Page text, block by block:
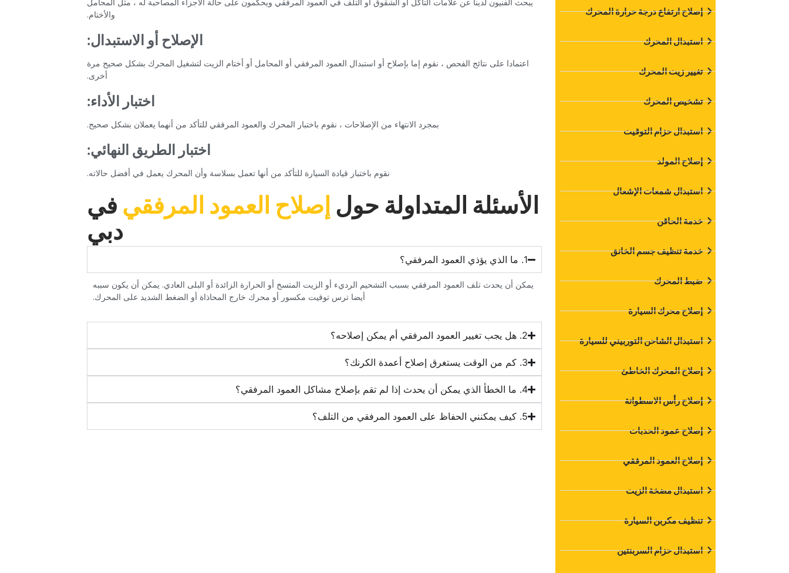
‏إصلاح ارتفاع درجة حرارة المحرك‏
‏استبدال المحرك‏
‏تغيير زيت المحرك‏
‏تشخيص المحرك‏
‏استبدال حزام التوقيت‏
‏إصلاح المولد‏
‏استبدال شمعات الإشعال‏
‏خدمة الحاقن‏
‏خدمة تنظيف جسم الخانق‏
ضبط المحرك
‏إصلاح محرك السيارة‏
‏استبدال الشاحن التوربيني للسيارة‏
‏إصلاح المحرك الخاطئ‏
‏إصلاح رأس الاسطوانة‏
‏إصلاح عمود الحدبات‏
‏إصلاح العمود المرفقي‏
‏استبدال مضخة الزيت‏
‏تنظيف مكربن السيارة‏
‏استبدال حزام السربنتين‏
والأختام.‏
‏الإصلاح أو الاستبدال:‏
‏اعتمادا على نتائج الفحص ، نقوم إما بإصلاح أو استبدال العمود المرفقي أو المحامل أو أختام الزيت لتشغيل المحرك بشكل صحيح مرة
أخرى.‏
‏اختبار الأداء:‏
‏بمجرد الانتهاء من الإصلاحات ، نقوم باختبار المحرك والعمود المرفقي للتأكد من أنهما يعملان بشكل صحيح.‏
‏اختبار الطريق النهائي:‏
‏نقوم باختبار قيادة السيارة للتأكد من أنها تعمل بسلاسة وأن المحرك يعمل في أفضل حالاته.‏
‏الأسئلة المتداولة حول‏ ‏إصلاح العمود المرفقي‏ ‏في
دبي‏
‏يمكن أن يحدث تلف العمود المرفقي بسبب التشحيم الرديء أو الزيت المتسخ أو الحرارة الزائدة أو البلى العادي. يمكن أن يكون سببه
أيضا ترس توقيت مكسور أو محرك خارج المحاذاة أو الضغط الشديد على المحرك.‏
‏4. ما الخطأ الذي يمكن أن يحدث إذا لم تقم بإصلاح مشاكل العمود المرفقي؟‏